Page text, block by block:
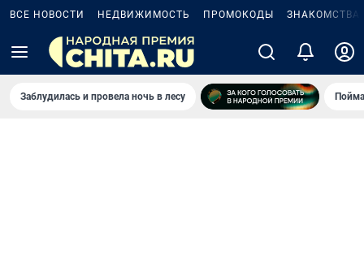
ВСЕ НОВОСТИ НЕДВИЖИМОСТЬ ПРОМОКОДЫ ЗНАКОМСТВА
Заблудилась и провела ночь в лесу